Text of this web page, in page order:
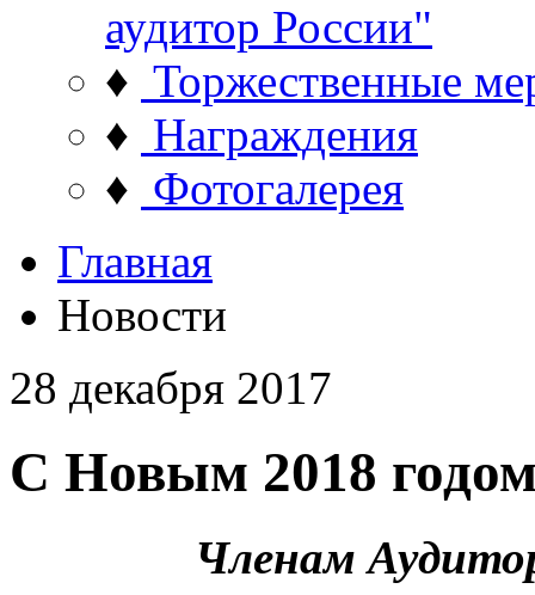
аудитор России"
♦ Торжественные
♦ Награждения
♦ Фотогалерея
Главная
Новости
28 декабря 2017
С Новым 2018
Членам